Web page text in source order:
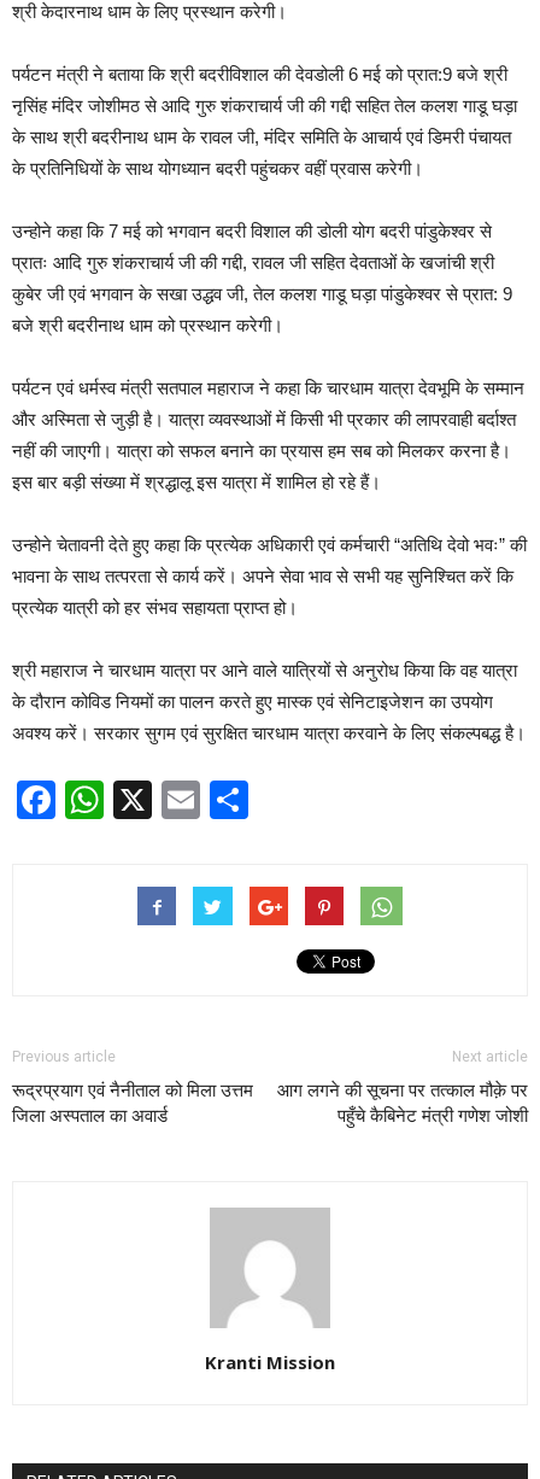
श्री केदारनाथ धाम के लिए प्रस्थान करेगी।
पर्यटन मंत्री ने बताया कि श्री बदरीविशाल की देवडोली 6 मई को प्रात:9 बजे श्री
नृसिंह मंदिर जोशीमठ से आदि गुरु शंकराचार्य जी की गद्दी सहित तेल कलश गाडू घड़ा
के साथ श्री बदरीनाथ धाम के रावल जी, मंदिर समिति के आचार्य एवं डिमरी पंचायत
के प्रतिनिधियों के साथ योगध्यान बदरी पहुंचकर वहीं प्रवास करेगी।
उन्होने कहा कि 7 मई को भगवान बदरी विशाल की डोली योग बदरी पांडुकेश्वर से
प्रातः आदि गुरु शंकराचार्य जी की गद्दी, रावल जी सहित देवताओं के खजांची श्री
कुबेर जी एवं भगवान के सखा उद्धव जी, तेल कलश गाडू घड़ा पांडुकेश्वर से प्रात: 9
बजे श्री बदरीनाथ धाम को प्रस्थान करेगी।
पर्यटन एवं धर्मस्व मंत्री सतपाल महाराज ने कहा कि चारधाम यात्रा देवभूमि के सम्मान
और अस्मिता से जुड़ी है। यात्रा व्यवस्थाओं में किसी भी प्रकार की लापरवाही बर्दाश्त
नहीं की जाएगी। यात्रा को सफल बनाने का प्रयास हम सब को मिलकर करना है।
इस बार बड़ी संख्या में श्रद्धालू इस यात्रा में शामिल हो रहे हैं।
उन्होने चेतावनी देते हुए कहा कि प्रत्येक अधिकारी एवं कर्मचारी “अतिथि देवो भवः” की
भावना के साथ तत्परता से कार्य करें। अपने सेवा भाव से सभी यह सुनिश्चित करें कि
प्रत्येक यात्री को हर संभव सहायता प्राप्त हो।
श्री महाराज ने चारधाम यात्रा पर आने वाले यात्रियों से अनुरोध किया कि वह यात्रा
के दौरान कोविड नियमों का पालन करते हुए मास्क एवं सेनिटाइजेशन का उपयोग
अवश्य करें। सरकार सुगम एवं सुरक्षित चारधाम यात्रा करवाने के लिए संकल्पबद्ध है।
Facebook
WhatsApp
X Email
Previous article
रूद्रप्रयाग एवं नैनीताल को मिला उत्तम
जिला अस्पताल का अवार्ड
Next article
आग लगने की सूचना पर तत्काल मौक़े पर
पहुँचे कैबिनेट मंत्री गणेश जोशी
Kranti Mission